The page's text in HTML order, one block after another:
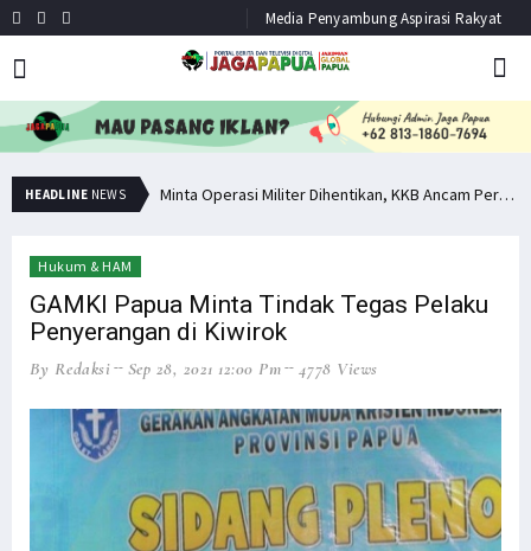
Media Penyambung Aspirasi Rakyat
HEADLINE NEWS Hindari Bias Definisi, Filep: Perlu Definisi Khusus Afiliasi KKB Minta Operasi Militer Dihentikan, KKB Ancam Perang Serentak
Hukum & HAM
GAMKI Papua Minta Tindak Tegas Pelaku
Penyerangan di Kiwirok
By Redaksi Sep 28, 2021 12:00 Pm 4778 Views